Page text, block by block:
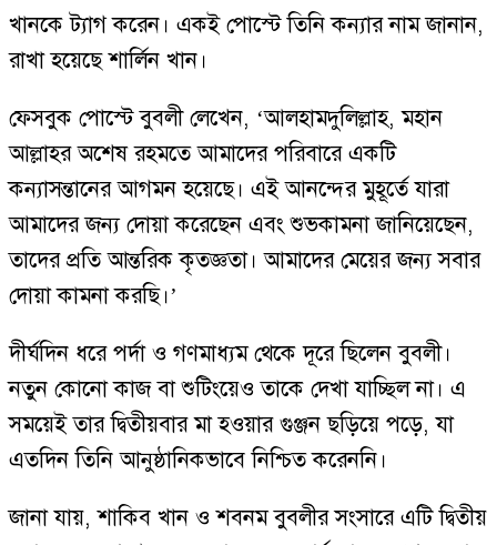
খানকে ট্যাগ করেন। একই পোস্টে তিনি কন্যার নাম জানান,
রাখা হয়েছে শার্লিন খান।
ফেসবুক পোস্টে বুবলী লেখেন, ‘আলহামদুলিল্লাহ, মহান
আল্লাহর অশেষ রহমতে আমাদের পরিবারে একটি
কন্যাসন্তানের আগমন হয়েছে। এই আনন্দের মুহূর্তে যারা
আমাদের জন্য দোয়া করেছেন এবং শুভকামনা জানিয়েছেন,
তাদের প্রতি আন্তরিক কৃতজ্ঞতা। আমাদের মেয়ের জন্য সবার
দোয়া কামনা করছি।’
দীর্ঘদিন ধরে পর্দা ও গণমাধ্যম থেকে দূরে ছিলেন বুবলী।
নতুন কোনো কাজ বা শুটিংয়েও তাকে দেখা যাচ্ছিল না। এ
সময়েই তার দ্বিতীয়বার মা হওয়ার গুঞ্জন ছড়িয়ে পড়ে, যা
এতদিন তিনি আনুষ্ঠানিকভাবে নিশ্চিত করেননি।
জানা যায়, শাকিব খান ও শবনম বুবলীর সংসারে এটি দ্বিতীয়